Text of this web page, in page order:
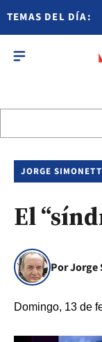
TEMAS DEL DÍA:
JORGE
El
Por
Domingo, 13 de